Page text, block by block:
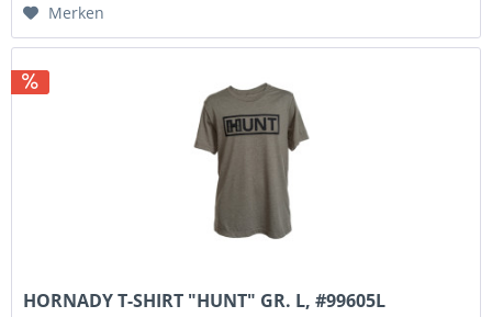
Merken
HORNADY T-SHIRT "HUNT" GR. L, #99605L